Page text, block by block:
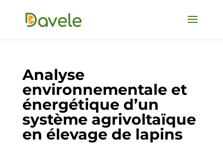
Analyse
environnementale et
énergétique d’un
système agrivoltaïque
en élevage de lapins